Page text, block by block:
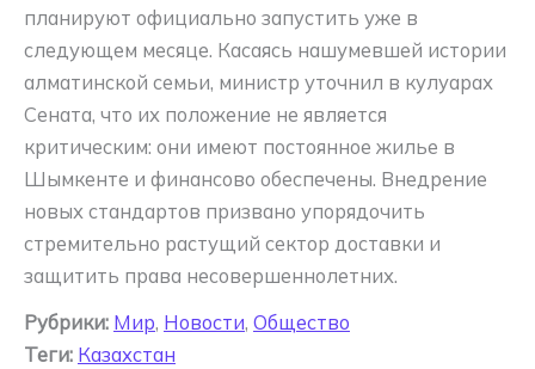
планируют официально запустить уже в
следующем месяце. Касаясь нашумевшей истории
алматинской семьи, министр уточнил в кулуарах
Сената, что их положение не является
критическим: они имеют постоянное жилье в
Шымкенте и финансово обеспечены. Внедрение
новых стандартов призвано упорядочить
стремительно растущий сектор доставки и
защитить права несовершеннолетних.
Рубрики: Мир, Новости, Общество
Теги: Казахстан